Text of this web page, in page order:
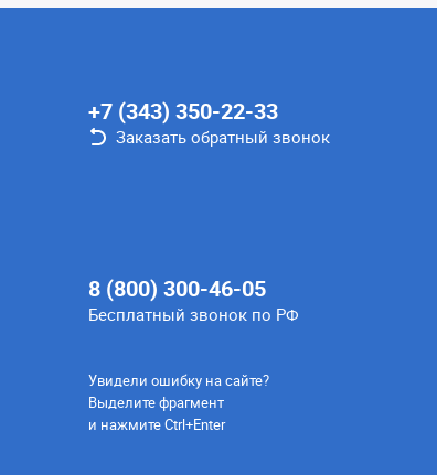
+7 (343) 350-22-33
Заказать обратный звонок
8 (800) 300-46-05
Бесплатный звонок по РФ
Увидели ошибку на сайте?
Выделите фрагмент
и нажмите Ctrl+Enter